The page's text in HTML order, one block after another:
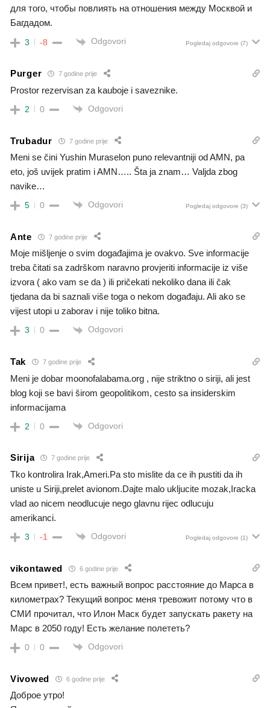
для того, чтобы повлиять на отношения между Москвой и
Багдадом.
3 -8 Odgovori Pogledaj odgovore (7)
Purger 7 godine prije
Prostor rezervisan za kauboje i saveznike.
2 0 Odgovori
Trubadur 7 godine prije
Meni se čini Yushin Muraselon puno relevantniji od AMN, pa
eto, još uvijek pratim i AMN….. Šta ja znam… Valjda zbog
navike…
5 0 Odgovori Pogledaj odgovore (3)
Ante 7 godine prije
Moje mišljenje o svim događajima je ovakvo. Sve informacije
treba čitati sa zadrškom naravno provjeriti informacije iz više
izvora ( ako vam se da ) ili pričekati nekoliko dana ili čak
tjedana da bi saznali više toga o nekom događaju. Ali ako se
vijest utopi u zaborav i nije toliko bitna.
3 0 Odgovori
Tak 7 godine prije
Meni je dobar moonofalabama.org , nije striktno o siriji, ali jest
blog koji se bavi širom geopolitikom, cesto sa insiderskim
informacijama
2 0 Odgovori
Sirija 7 godine prije
Tko kontrolira Irak,Ameri.Pa sto mislite da ce ih pustiti da ih
uniste u Siriji,prelet avionom.Dajte malo ukljucite mozak,Iracka
vlad ao nicem neodlucuje nego glavnu rijec odlucuju
amerikanci.
3 -1 Odgovori Pogledaj odgovore (1)
vikontawed 6 godine prije
Всем привет!, есть важный вопрос расстояние до Марса в
километрах? Текущий вопрос меня тревожит потому что в
СМИ прочитал, что Илон Маск будет запускать ракету на
Марс в 2050 году! Есть желание полететь?
0 0 Odgovori
Vivowed 6 godine prije
Доброе утро!